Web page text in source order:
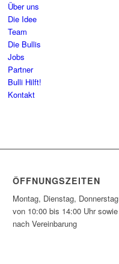
Über uns
Die Idee
Team
Die Bullis
Jobs
Partner
Bulli Hilft!
Kontakt
ÖFFNUNGSZEITEN
Montag, Dienstag, Donnerstag
von 10:00 bis 14:00 Uhr sowie
nach Vereinbarung